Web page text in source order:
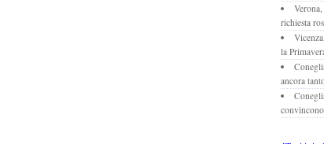
richiesta
la
ancora